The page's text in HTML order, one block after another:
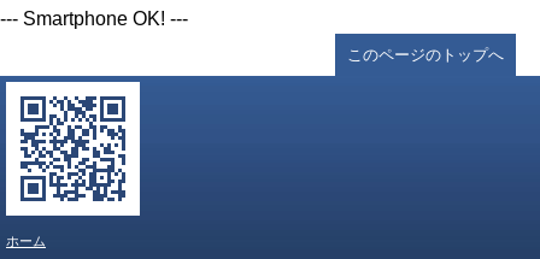
--- Smartphone OK! ---
このページのトップへ
ホーム